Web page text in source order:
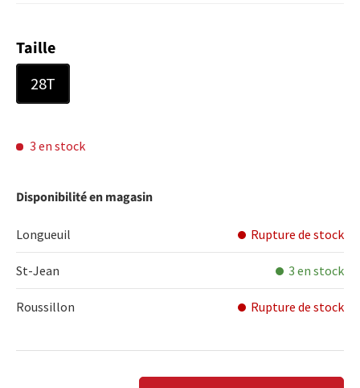
Taille
28T
3 en stock
Disponibilité en magasin
Longueuil Rupture de stock
St-Jean 3 en stock
Roussillon Rupture de stock